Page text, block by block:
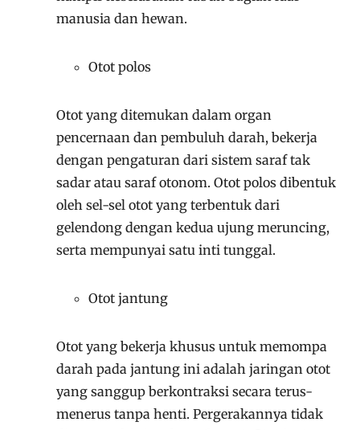
manusia dan hewan.
Otot polos
Otot yang ditemukan dalam organ
pencernaan dan pembuluh darah, bekerja
dengan pengaturan dari sistem saraf tak
sadar atau saraf otonom. Otot polos dibentuk
oleh sel-sel otot yang terbentuk dari
gelendong dengan kedua ujung meruncing,
serta mempunyai satu inti tunggal.
Otot jantung
Otot yang bekerja khusus untuk memompa
darah pada jantung ini adalah jaringan otot
yang sanggup berkontraksi secara terus-
menerus tanpa henti. Pergerakannya tidak